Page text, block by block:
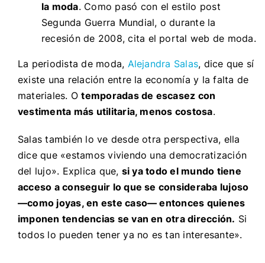
la moda. Como pasó con el estilo post
Segunda Guerra Mundial, o durante la
recesión de 2008, cita el portal web de moda.
La periodista de moda, Alejandra Salas, dice que sí
existe una relación entre la economía y la falta de
materiales. Otemporadas de escasez con
vestimenta más utilitaria, menos costosa.
Salas también lo ve desde otra perspectiva, ella
dice que «estamos viviendo una democratización
del lujo». Explica que, si ya todo el mundo tiene
acceso a conseguir lo que se consideraba lujoso
—como joyas, en este caso— entonces quienes
imponen tendencias se van en otra dirección. Si
todos lo pueden tener ya no es tan interesante».